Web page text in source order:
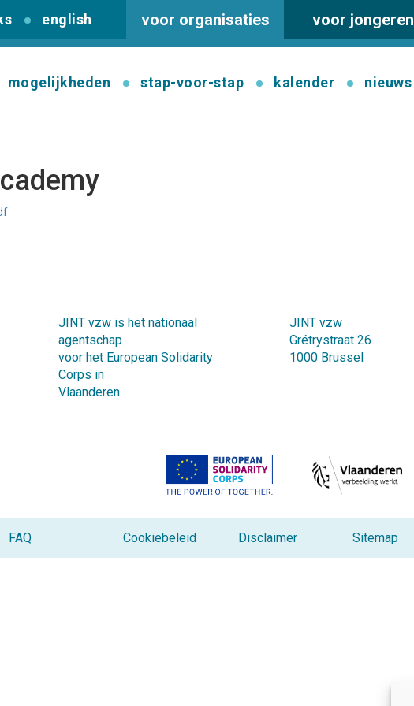
english voor organisaties voor jongeren
mogelijkheden stap-voor-stap kalender nieuws
JINT vzw is het nationaal
agentschap
voor het European Solidarity
Corps in
Vlaanderen.
JINT vzw
Grétrystraat 26
1000 Brussel
FAQ Cookiebeleid Disclaimer Sitemap